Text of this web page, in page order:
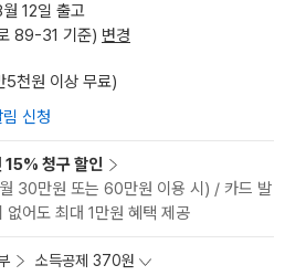
12일 출고
89-31 기준) 변경
5천원 이상 무료)
신청
15% 청구 할인
30만원 또는 60만원 이용 시) / 카드 발
어도 최대 1만원 혜택 제공
소득공제 370원